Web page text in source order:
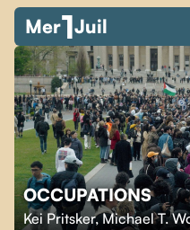
Mer1Juil
OCCUPATIONS
Kei Pritsker,Michael T.